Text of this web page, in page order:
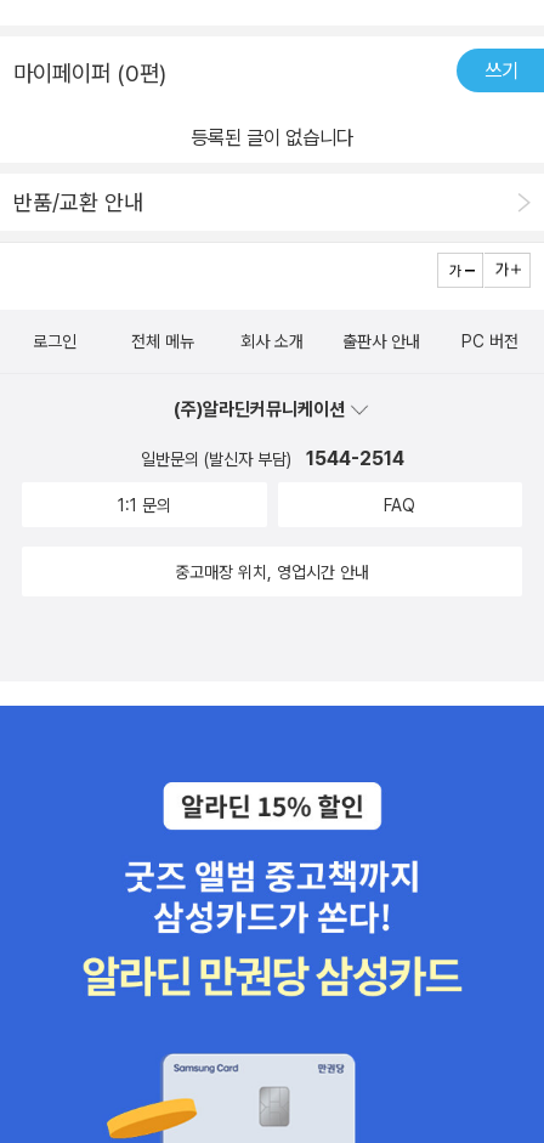
글이 아닌 선귤당 이덕무의 글이며, 박지원의 아들 박종채의 실수로
《연암집》에 편재되었다는 점은 이제 어느 정도 학계에서 기정사실로
받아들여지고 있다. 하지만 거기까지다. 《종북소선》을 엮은 주체가
연히 다르다. 박지원이 《종북소선》을 스스로 찬집했고, 그 문집에 이
교수는 이렇게 주장한다. 《종북소선》은 이덕무의 비평집이다. 즉, 이
덕무가 박지원의 빼어난 글 10편을 뽑아 매 작품마다 평을 단 다음 스
산문비평가였다. 이덕무를 한마디로 평가하면 ‘독서인’(讀書人)이
보’[看書癡]라는 놀림을 받던, 박지원과 교유한 문인 정도로만 알려
진 이덕무에게, 비평가라는 타이틀은 왠지 낯설다. 하지만, 조선 후기
무도 없었다. 그러니 이덕무의 가장 이덕무다운 점은 다름 아닌 바로
771년 10월이다. 《종북소선》이 엮어진 건 이 무렵이라고 생각된다.
통해 확인된다. 예를 들면 다음과 같다. 한 시대의 명사(名士)가 모두
그(이덕무)의 문장을 중히 여겨, 즐겨 함께 노닐었고, 그의 비평을 얻
는 것을 금이나 옥보다 귀하게 여겼다. 위 글은 성대중이 쓴 「이무관
애사」에 나오는 말이다. 사람들이 시문(詩文)을 지으면 가지고 와 질
이덕무의 아들 이광규가 편찬한 「선고부군유사」에 나오는 말이다. 이
덕무가 박지원의 《열하일기》에도 평점을 붙였다는 기록이 있다. 이덕
마이페이퍼 (0편) 쓰기
등록된 글이 없습니다
반품/교환 안내
로그인 전체 메뉴 회사 소개 출판사 안내 PC 버전
(주)알라딘커뮤니케이션
일반문의 (발신자 부담) 1544-2514
1:1 문의 FAQ
중고매장 위치, 영업시간 안내